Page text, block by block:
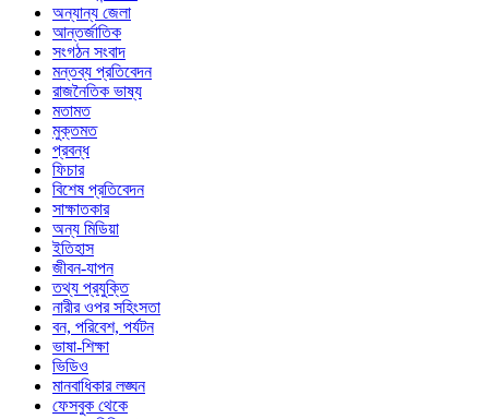
অন্যান্য জেলা
আন্তর্জাতিক
সংগঠন সংবাদ
মন্তব্য প্রতিবেদন
রাজনৈতিক ভাষ্য
মতামত
মুক্তমত
প্রবন্ধ
ফিচার
বিশেষ প্রতিবেদন
সাক্ষাতকার
অন্য মিডিয়া
ইতিহাস
জীবন-যাপন
তথ্য প্রযুক্তি
নারীর ওপর সহিংসতা
বন, পরিবেশ, পর্যটন
ভাষা-শিক্ষা
ভিডিও
মানবাধিকার লঙ্ঘন
ফেসবুক থেকে